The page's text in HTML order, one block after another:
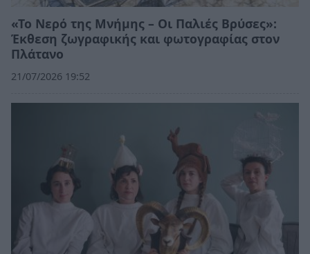
«Το Νερό της Μνήμης – Οι Παλιές Βρύσες»:
Έκθεση ζωγραφικής και φωτογραφίας στον
Πλάτανο
21/07/2026 19:52